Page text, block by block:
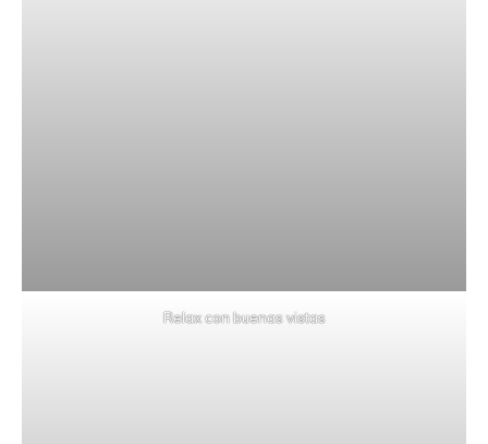
Relax con buenas vistas